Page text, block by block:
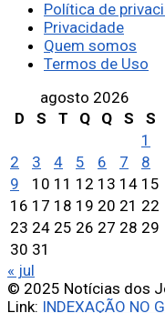
Política de
Privacidade
Quem somos
Termos de Uso
agosto 2026
D
S T Q Q S
S
1
2
3 4 5 6 7
8
9
10 11 12 13 14 15
16 17 18 19 20 21 22
23 24 25 26 27 28 29
30 31
« jul
© 2025 Notícias dos
Link: INDEXAÇÃO NO